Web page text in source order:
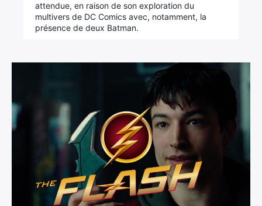
attendue, en raison de son exploration du
multivers de DC Comics avec, notamment, la
présence de deux Batman.